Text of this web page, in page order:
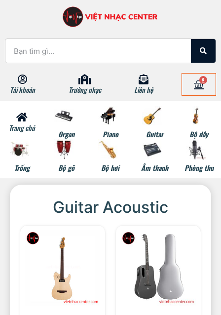
Tài khoản Trường nhạc Liên hệ
0
Trang chủ
Organ Piano Guitar Bộ dây
Trống Bộ gõ Bộ hơi Âm thanh Phòng thu
Guitar Acoustic